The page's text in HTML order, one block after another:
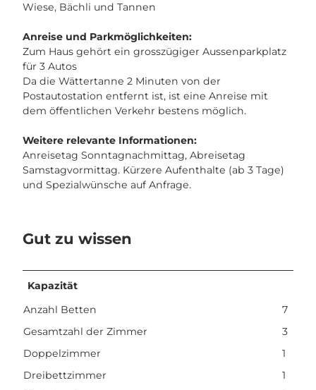
b
9
4
.
j
g
Wiese, Bächli und Tannen
Anreise und Parkmöglichkeiten:
Zum Haus gehört ein grosszügiger Aussenparkplatz
für 3 Autos
Da die Wättertanne 2 Minuten von der
Postautostation entfernt ist, ist eine Anreise mit
dem öffentlichen Verkehr bestens möglich.
Weitere relevante Informationen:
Anreisetag Sonntagnachmittag, Abreisetag
Samstagvormittag. Kürzere Aufenthalte (ab 3 Tage)
und Spezialwünsche auf Anfrage.
Gut zu wissen
Kapazität
Anzahl Betten
7
Gesamtzahl der Zimmer
3
Doppelzimmer
1
Dreibettzimmer
1